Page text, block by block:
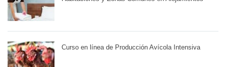
Curso en línea de Producción Avícola Intensiva